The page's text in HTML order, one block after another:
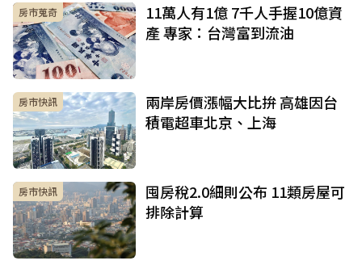
房市蒐奇
11萬人有1億 7千人手握10億資
產 專家：台灣富到流油
房市快訊
兩岸房價漲幅大比拚 高雄因台
積電超車北京、上海
房市快訊
囤房稅2.0細則公布 11類房屋可
排除計算